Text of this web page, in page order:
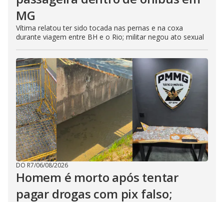
MG
Vítima relatou ter sido tocada nas pernas e na coxa
durante viagem entre BH e o Rio; militar negou ato sexual
DO R7/06/08/2026
Homem é morto após tentar
pagar drogas com pix falso;